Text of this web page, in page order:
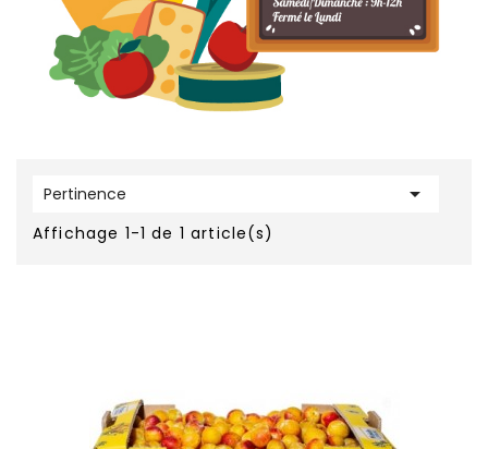
Pertinence 
Affichage 1-1 de 1 article(s)